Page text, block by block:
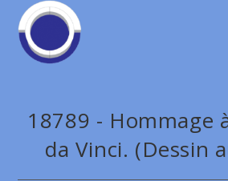
18789 - Hommage
da Vinci. (Dessin